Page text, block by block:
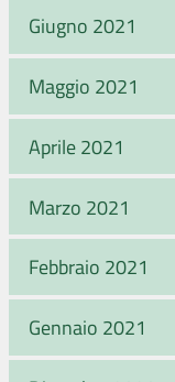
Giugno 2021
Maggio 2021
Aprile 2021
Marzo 2021
Febbraio 2021
Gennaio 2021